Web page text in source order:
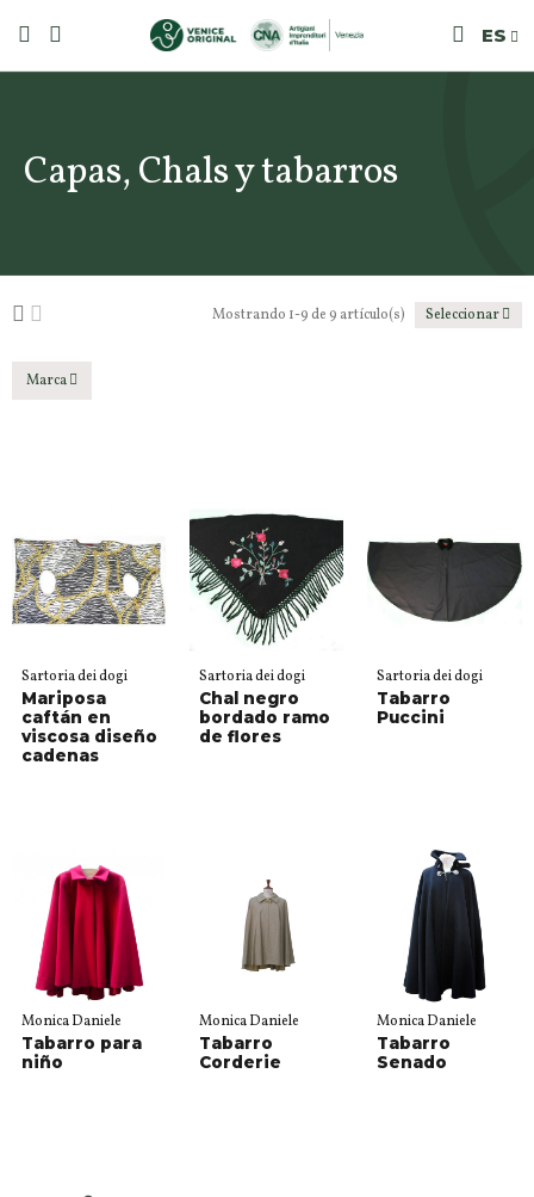
ES
Capas, Chals y tabarros
Mostrando 1-9 de 9 artículo(s) Seleccionar
Marca
Sartoria dei dogi
Mariposa
caftán en
viscosa diseño
cadenas
Sartoria dei dogi
Chal negro
bordado ramo
de flores
Sartoria dei dogi
Tabarro
Puccini
Monica Daniele
Tabarro para
niño
Monica Daniele
Tabarro
Corderie
Monica Daniele
Tabarro
Senado